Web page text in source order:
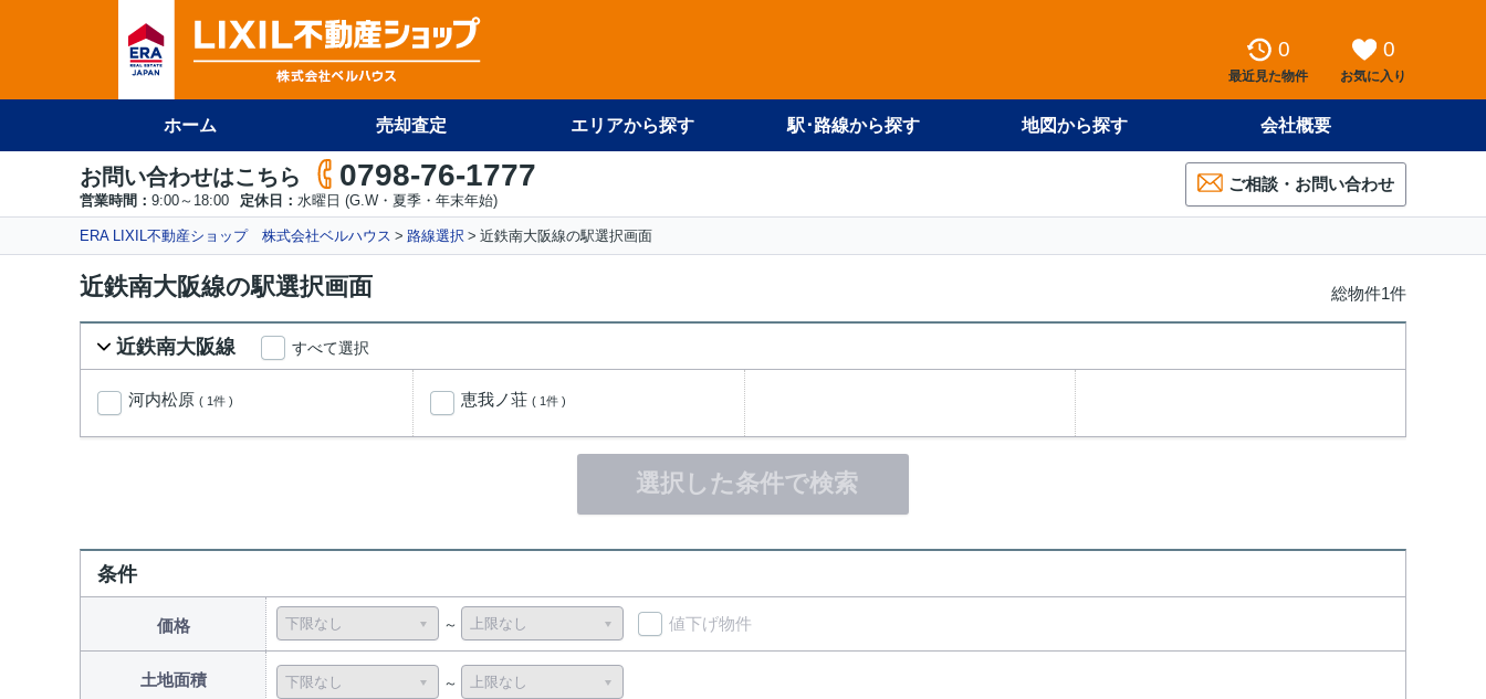
0
最近見た物件
0
お気に入り
ホーム 売却査定 エリアから探す 駅･路線から探す 地図から探す 会社概要
お問い合わせはこちら 0798-76-1777
営業時間： 9:00～18:00 定休日： 水曜日 (G.W・夏季・年末年始)
ご相談・お問い合わせ
ERA LIXIL不動産ショップ 株式会社ベルハウス 路線選択 近鉄南大阪線の駅選択画面
近鉄南大阪線の駅選択画面 総物件1件
近鉄南大阪線 すべて選択
河内松原 ( 1件 ) 恵我ノ荘 ( 1件 )
選択した条件で検索
条件
価格 値下げ物件
土地面積